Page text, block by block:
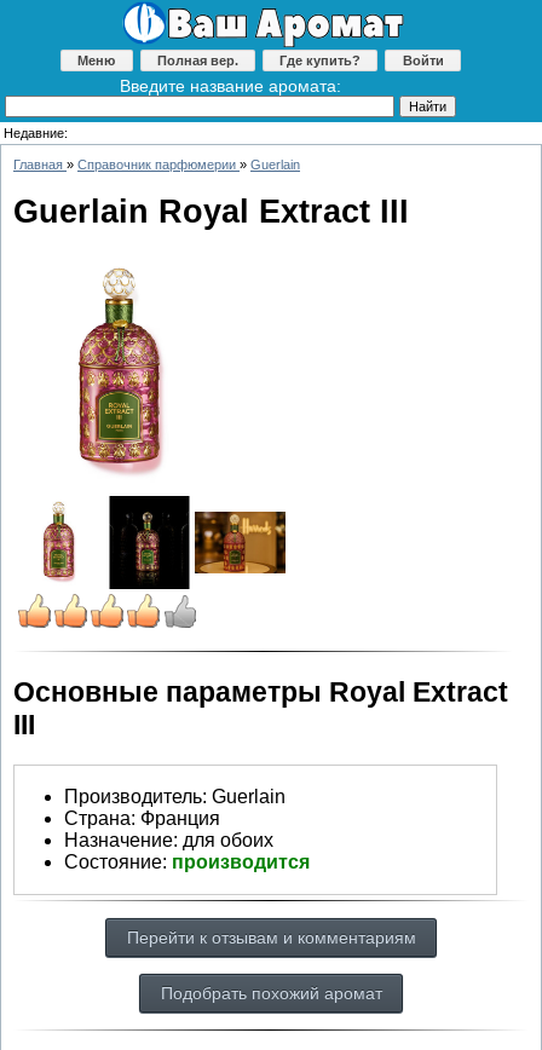
Меню Полная вер. Где купить? Войти
Введите название аромата:
Недавние:
Главная » Справочник парфюмерии » Guerlain
Guerlain Royal Extract III
Основные параметры Royal Extract
III
Производитель: Guerlain
Страна: Франция
Назначение: для обоих
Состояние: производится
Перейти к отзывам и комментариям
Подобрать похожий аромат